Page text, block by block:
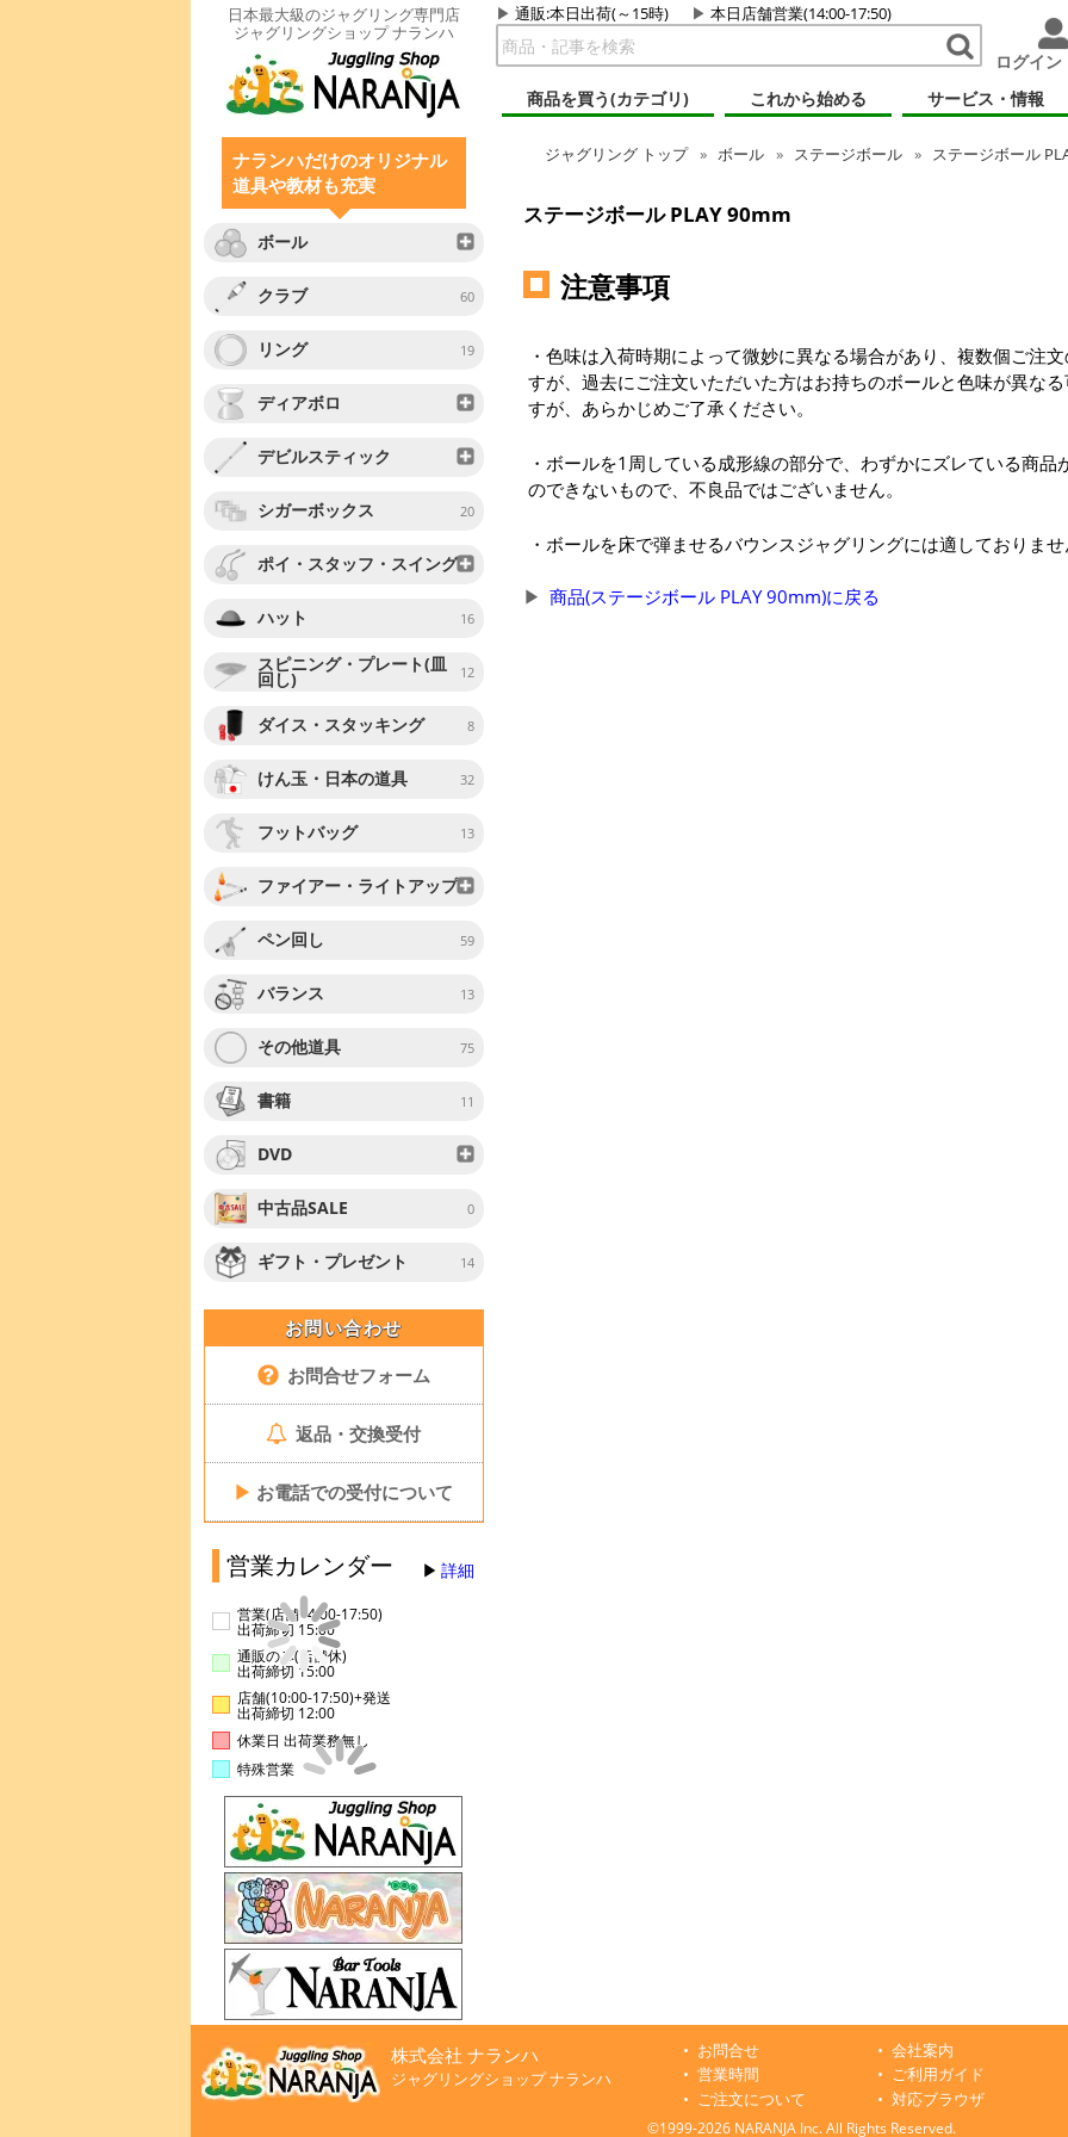
日本最大級のジャグリング専門店
ジャグリングショップ ナランハ
通販:本日出荷(～15時) 本日店舗営業(14:00-17:50)
ログイン
商品を買う(カテゴリ)
これから始める サービス・情報
ナランハだけのオリジナル
道具や教材も充実
ボール
クラブ 60
リング 19
ディアボロ
デビルスティック
シガーボックス 20
ポイ・スタッフ・スイング
ハット 16
スピニング・プレート(皿
回し) 12
ダイス・スタッキング 8
けん玉・日本の道具 32
フットバッグ 13
ファイアー・ライトアップ
ペン回し 59
バランス 13
その他道具 75
書籍 11
DVD
中古品SALE 0
ギフト・プレゼント 14
お問い合わせ
お問合せフォーム
返品・交換受付
▶ お電話での受付について
営業カレンダー 詳細
営業(店舗14:00-17:50)
出荷締切 15:00
通販のみ(店舗休)
出荷締切 15:00
店舗(10:00-17:50)+発送
出荷締切 12:00
休業日 出荷業務無し
特殊営業
ジャグリング トップ ボール ステージボール ステージボール
ステージボール PLAY 90mm
注意事項
・色味は入荷時期によって微妙に異なる場合があり、複数個ご注
すが、過去にご注文いただいた方はお持ちのボールと色味が異な
すが、あらかじめご了承ください。
・ボールを1周している成形線の部分で、わずかにズレている商
のできないもので、不良品ではございません。
・ボールを床で弾ませるバウンスジャグリングには適しておりま
商品(ステージボール PLAY 90mm)に戻る
株式会社 ナランハ
ジャグリングショップ ナランハ
お問合せ
会社案内
営業時間
ご利用ガイド
ご注文について
対応ブラウザ
©1999-2026 NARANJA Inc. All Rights Reserved.